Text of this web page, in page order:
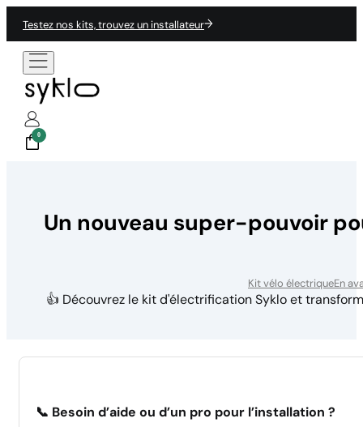
Testez nos kits, trouvez un installateur
0
Un nouveau super-pouvoir
Kit vélo électriqueEn
👍 Découvrez le kit d'électrification Syklo et
📞 Besoin d’aide ou d’un pro pour l’installation ?